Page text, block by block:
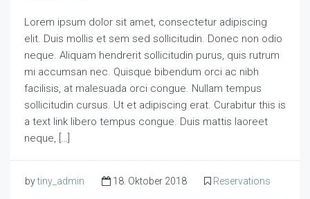
Lorem ipsum dolor sit amet, consectetur adipiscing
elit. Duis mollis et sem sed sollicitudin. Donec non odio
neque. Aliquam hendrerit sollicitudin purus, quis rutrum
mi accumsan nec. Quisque bibendum orci ac nibh
facilisis, at malesuada orci congue. Nullam tempus
sollicitudin cursus. Ut et adipiscing erat. Curabitur this is
a text link libero tempus congue. Duis mattis laoreet
neque, […]
bytiny_admin 18. Oktober 2018 Reservations